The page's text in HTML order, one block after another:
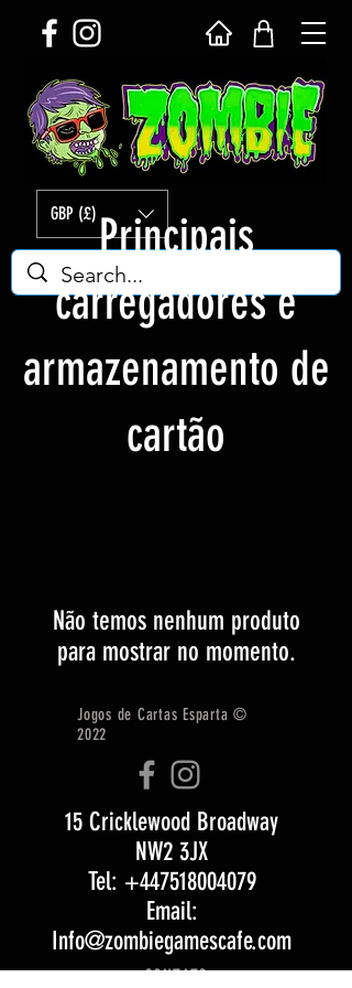
GBP (£)Principais
carregadores e
armazenamento de
cartão
Não temos nenhum produto
para mostrar no momento.
Jogos de Cartas Esparta ©
2022
15 Cricklewood Broadway
NW2 3JX
Tel: +447518004079
Email:
Info@zombiegamescafe.com
CONTATO